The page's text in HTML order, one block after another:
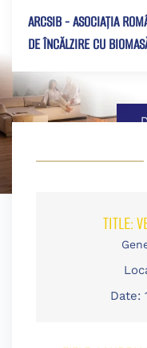
ARCSIB - ASOCIAȚIA
DE ÎNCĂLZIRE CU
TITLE:
Date: